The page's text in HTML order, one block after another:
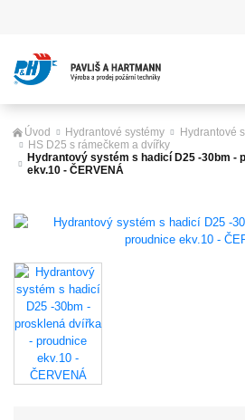
Úvod Hydrantové systémy
Hydrantové
HS D25 s rámečkem a dvířky
Hydrantový systém s hadicí D25 -30bm -
ekv.10 - ČERVENÁ